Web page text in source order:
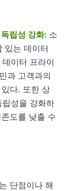
립성 강화: 소
있는 데이터
이터 프라이
과 고객과의
다. 또한 상
성을 강화하
도를 낮출 수
단점이나 해